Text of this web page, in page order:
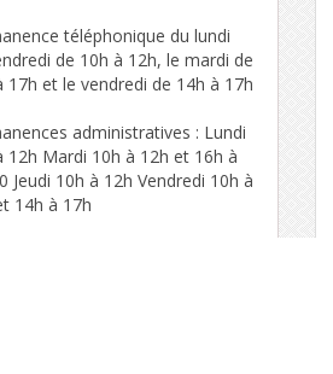
téléphonique du lundi
de 10h à 12h, le mardi de
17h et le vendredi de 14h à 17h
administratives : Lundi
12h Mardi 10h à 12h et 16h à
Jeudi 10h à 12h Vendredi 10h à
14h à 17h